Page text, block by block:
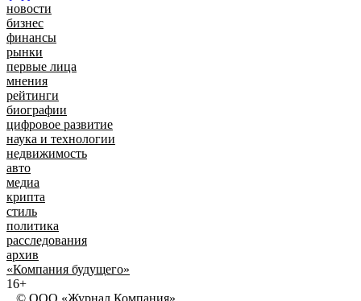
новости
бизнес
финансы
рынки
первые лица
мнения
рейтинги
биографии
цифровое развитие
наука и технологии
недвижимость
авто
медиа
крипта
стиль
политика
расследования
архив
«Компания будущего»
16+
© ООО «Журнал Компания»